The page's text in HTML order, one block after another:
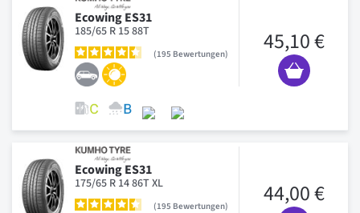
Ecowing ES31
185/65 R 15 88T
195 Bewertungen 45,10 €
Ecowing ES31
175/65 R 14 86T XL
195 Bewertungen 44,00 €